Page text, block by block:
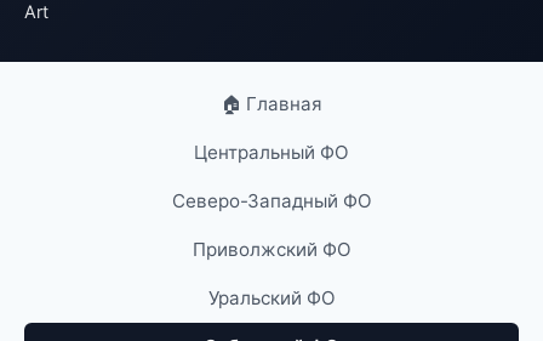
Art
🏠 Главная
Центральный ФО
Северо-Западный ФО
Приволжский ФО
Уральский ФО